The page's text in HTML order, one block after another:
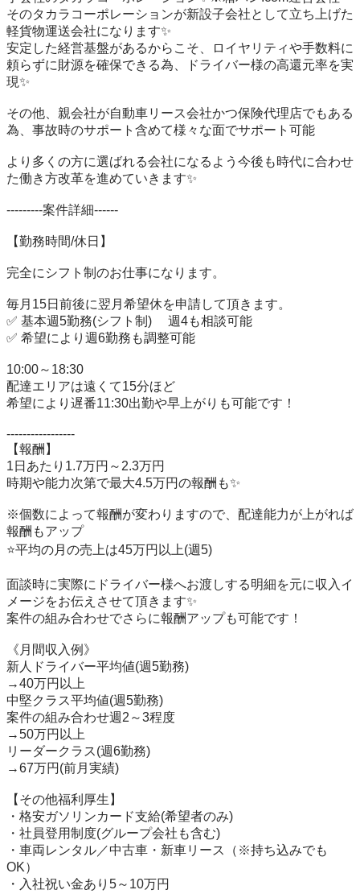
そのタカラコーポレーションが新設子会社として立ち上げた
軽貨物運送会社になります✨
安定した経営基盤があるからこそ、ロイヤリティや手数料に
頼らずに財源を確保できる為、ドライバー様の高還元率を実
現✨
その他、親会社が自動車リース会社かつ保険代理店でもある
為、事故時のサポート含めて様々な面でサポート可能
より多くの方に選ばれる会社になるよう今後も時代に合わせ
た働き方改革を進めていきます✨
---------案件詳細------
【勤務時間/休日】
完全にシフト制のお仕事になります。
毎月15日前後に翌月希望休を申請して頂きます。
✅ 基本週5勤務(シフト制) 　週4も相談可能
✅ 希望により週6勤務も調整可能
10:00～18:30
配達エリアは遠くて15分ほど
希望により遅番11:30出勤や早上がりも可能です！
-----------------
【報酬】
1日あたり1.7万円～2.3万円
時期や能力次第で最大4.5万円の報酬も✨
※個数によって報酬が変わりますので、配達能力が上がれば
報酬もアップ
⭐️平均の月の売上は45万円以上(週5)
面談時に実際にドライバー様へお渡しする明細を元に収入イ
メージをお伝えさせて頂きます✨
案件の組み合わせでさらに報酬アップも可能です！
《月間収入例》
新人ドライバー平均値(週5勤務)
→40万円以上
中堅クラス平均値(週5勤務)
案件の組み合わせ週2～3程度
→50万円以上
リーダークラス(週6勤務)
→67万円(前月実績)
【その他福利厚生】
・格安ガソリンカード支給(希望者のみ)
・社員登用制度(グループ会社も含む)
・車両レンタル／中古車・新車リース（※持ち込みでも
OK）
・入社祝い金あり5～10万円